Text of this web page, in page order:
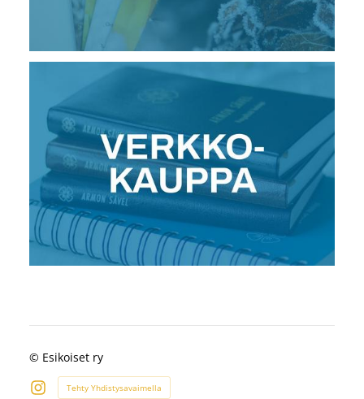
© Esikoiset ry
Tehty Yhdistysavaimella